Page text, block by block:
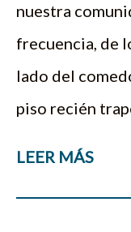
nuestra
frecuencia, de
lado del
piso recién
LEER MÁS